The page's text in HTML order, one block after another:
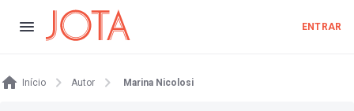
ENTRAR
Início Autor Marina Nicolosi